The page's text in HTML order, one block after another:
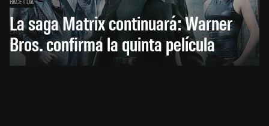
La saga Matrix continuará: Warner
Bros. confirma la quinta película